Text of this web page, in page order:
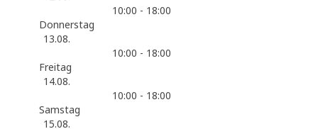
10:00 - 18:00
Donnerstag
13.08.
10:00 - 18:00
Freitag
14.08.
10:00 - 18:00
Samstag
15.08.